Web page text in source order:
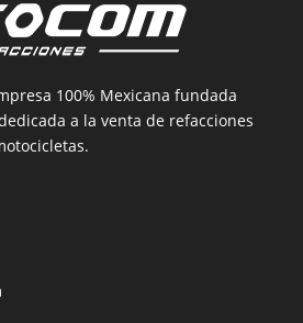
100% Mexicana fundada
a la venta de refacciones